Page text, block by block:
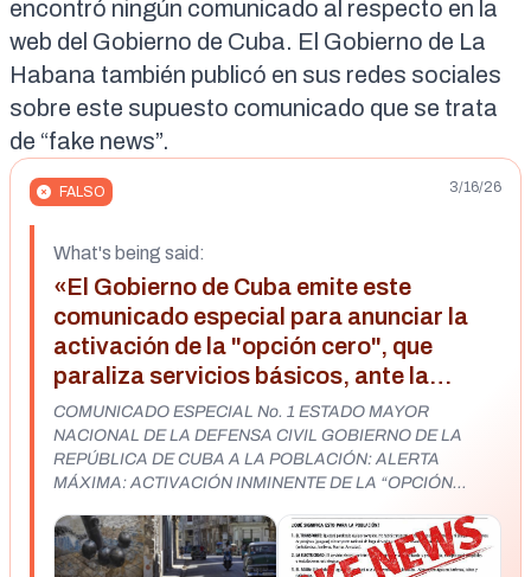
encontró ningún comunicado al respecto en la
web del Gobierno de Cuba. El Gobierno de La
Habana también publicó en sus redes sociales
sobre este supuesto comunicado que se trata
de “fake news”.
FALSO 3/16/26
What's being said:
«El Gobierno de Cuba emite este
comunicado especial para anunciar la
activación de la "opción cero", que
paraliza servicios básicos, ante la
ausencia de suministros externos»
COMUNICADO ESPECIAL No. 1 ESTADO MAYOR
NACIONAL DE LA DEFENSA CIVIL GOBIERNO DE LA
REPÚBLICA DE CUBA A LA POBLACIÓN: ALERTA
MÁXIMA: ACTIVACIÓN INMINENTE DE LA “OPCIÓN
EXTERNOS El Gobierno Revolucionario, a través del Estado
Mayor Nacional de la Defensa Civil, informa al pueblo de